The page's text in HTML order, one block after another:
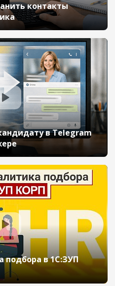
контакты
в Telegram
подбора в 1С:ЗУП